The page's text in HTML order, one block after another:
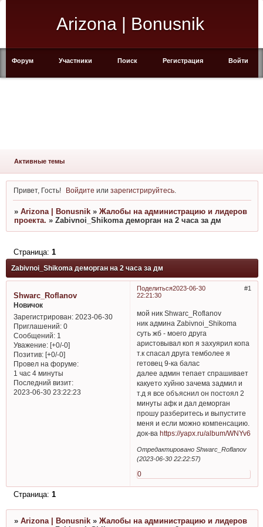
Arizona | Bonusnik
Форум Участники Поиск Регистрация Войти
Активные темы
Привет, Гость! Войдите илизарегистрируйтесь
» Arizona | Bonusnik » Жалобы на администрацию и лидеров
проекта. » Zabivnoi_Shikoma деморган на 2 часа за дм
Zabivnoi_Shikoma деморган на 2 часа за дм
Страница: 1
Поделиться 1
2023-06-30
22:21:30
Shwarc_Roflanov
Новичок
Зарегистрирован: 2023-06-30
Приглашений:0
Сообщений:1
Уважение: [+0/-0]
Позитив: [+0/-0]
Провел на форуме:
1 час 4 минуты
Последний визит:
2023-06-30 23:22:23
мой ник Shwarc_Roflanov
ник админа Zabivnoi_Shikoma
суть жб - моего друга
аристовывал коп я захуярил копа
т.к спасал друга темболее я
гетовец 9-ка балас
далее админ тепает спрашивает
какуето хуйню зачема задмил и
т.д я все объяснил он постоял 2
минуты афк и дал деморган
прошу разберитесь и выпустите
меня и если можно компенсацию.
док-ваhttps://yapx.ru/album/WNYv6
Отредактировано Shwarc_Roflanov
(2023-06-30 22:22:57)
0
Страница: 1
» Arizona | Bonusnik » Жалобы на администрацию и лидеров